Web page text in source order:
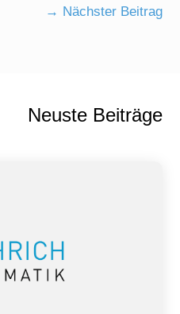
Nächster Beitrag
→
Neuste Beiträge